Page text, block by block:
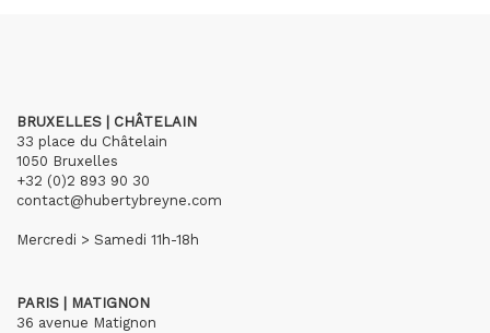
BRUXELLES | CHÂTELAIN
33 place du Châtelain
1050 Bruxelles
+32 (0)2 893 90 30
contact@hubertybreyne.com
Mercredi > Samedi 11h-18h
PARIS | MATIGNON
36 avenue Matignon